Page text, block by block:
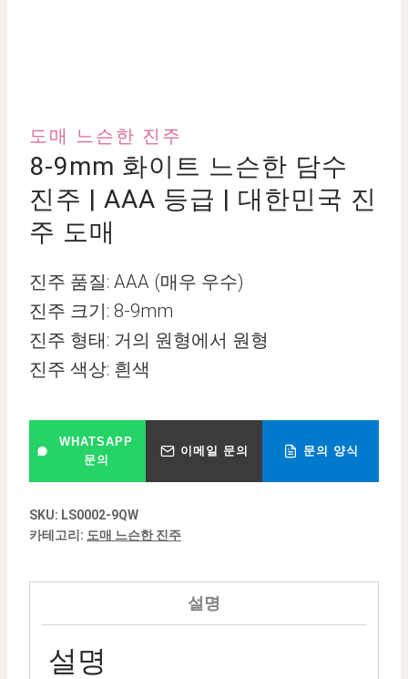
도매 느슨한 진주
8-9mm 화이트 느슨한 담수
진주 | AAA 등급 | 대한민국 진
주 도매
진주 품질: AAA (매우 우수)
진주 크기: 8-9mm
진주 형태: 거의 원형에서 원형
진주 색상: 흰색
WHATSAPP
문의
이메일 문의 문의 양식
SKU: LS0002-9QW
카테고리: 도매 느슨한 진주
설명
설명